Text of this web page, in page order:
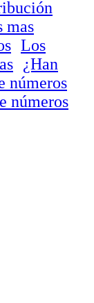
mas
Los
¿Han
números
números